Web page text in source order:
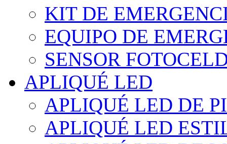
KIT DE
EQUIPO DE
SENSOR
APLIQUÉ LED
APLIQUÉ LED DE
APLIQUÉ LED